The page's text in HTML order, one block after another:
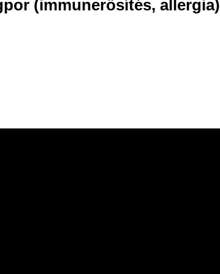
(immunerősítés, allergia)